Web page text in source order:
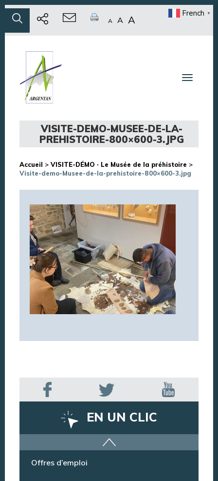
A A A
French ▼
Toggle
VISITE-DEMO-MUSEE-DE-LA-
PREHISTOIRE-800×600-3.JPG
Accueil > VISITE-DÉMO · Le Musée de la préhistoire >
Visite-demo-Musee-de-la-prehistoire-800×600-3.jpg
EN UN CLIC
Offres d’emploi